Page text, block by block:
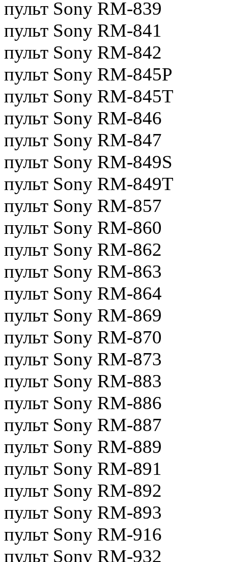
пульт Sony RM-839
пульт Sony RM-841
пульт Sony RM-842
пульт Sony RM-845P
пульт Sony RM-845T
пульт Sony RM-846
пульт Sony RM-847
пульт Sony RM-849S
пульт Sony RM-849T
пульт Sony RM-857
пульт Sony RM-860
пульт Sony RM-862
пульт Sony RM-863
пульт Sony RM-864
пульт Sony RM-869
пульт Sony RM-870
пульт Sony RM-873
пульт Sony RM-883
пульт Sony RM-886
пульт Sony RM-887
пульт Sony RM-889
пульт Sony RM-891
пульт Sony RM-892
пульт Sony RM-893
пульт Sony RM-916
пульт Sony RM-932